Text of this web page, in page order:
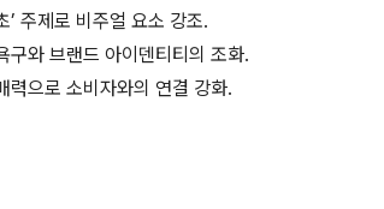
’ 주제로 비주얼 요소 강조.
구와 브랜드 아이덴티티의 조화.
력으로 소비자와의 연결 강화.